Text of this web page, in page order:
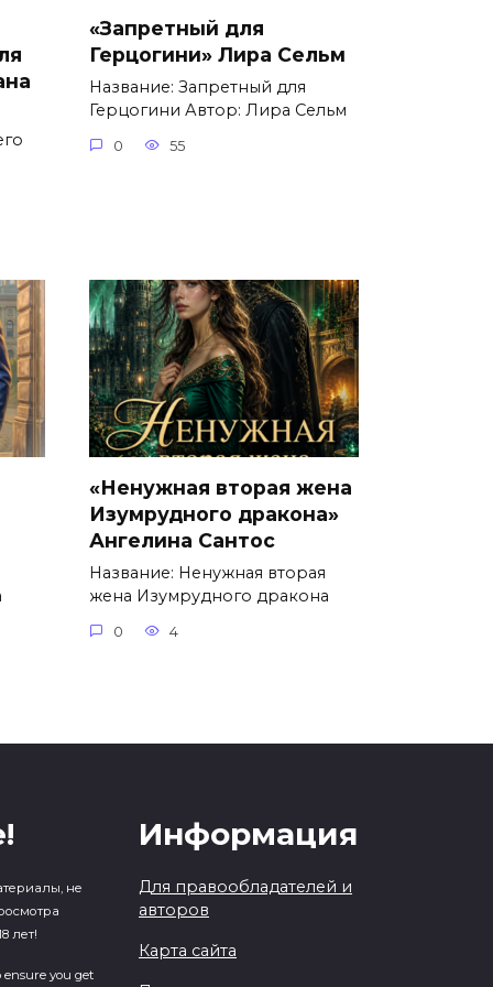
«Запретный для
Герцогини» Лира Сельм
Название: Запретный для
Герцогини Автор: Лира Сельм
0 55
«Ненужная вторая жена
Изумрудного дракона»
Ангелина Сантос
Название: Ненужная вторая
жена Изумрудного дракона
0 4
не
лет!
ensure you get
Информация
Для правообладателей и
авторов
Карта сайта